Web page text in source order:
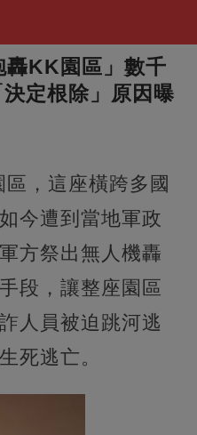
轟KK園區」數千
定根除」原因曝
，這座橫跨多國
今遭到當地軍政
方祭出無人機轟
段，讓整座園區
人員被迫跳河逃
死逃亡。